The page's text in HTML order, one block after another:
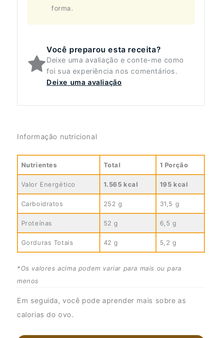
forma.
Você preparou esta receita?
Deixe uma avaliação e conte-me como
foi sua experiência nos comentários.
Deixe uma avaliação
Informação nutricional
Nutrientes Total 1 Porção
Valor Energético 1.565 kcal 195 kcal
Carboidratos 252 g 31,5 g
Proteínas 52 g 6,5 g
Gorduras Totais 42 g 5,2 g
*Os valores acima podem variar para mais ou para
menos
Em seguida, você pode aprender mais sobre as
calorias do ovo.